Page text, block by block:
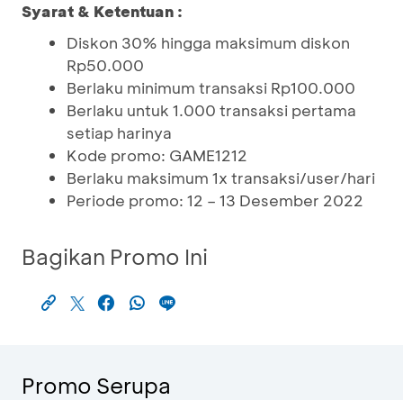
Syarat & Ketentuan :
Diskon 30% hingga maksimum diskon
Rp50.000
Berlaku minimum transaksi Rp100.000
Berlaku untuk 1.000 transaksi pertama
setiap harinya
Kode promo: GAME1212
Berlaku maksimum 1x transaksi/user/hari
Periode promo: 12 – 13 Desember 2022
Bagikan Promo Ini
Promo Serupa